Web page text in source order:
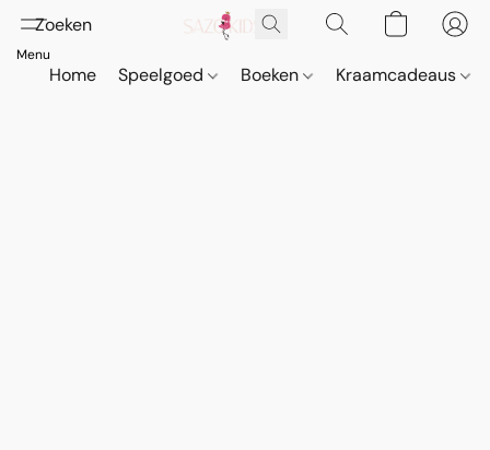
Home Speelgoed Boeken Kraamcadeaus